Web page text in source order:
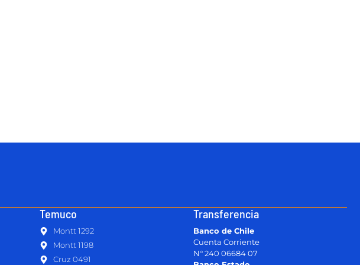
Temuco
Montt 1292
Montt 1198
Cruz 0491
Transferencia
Banco de Chile
Cuenta Corriente
N° 240 06684 07